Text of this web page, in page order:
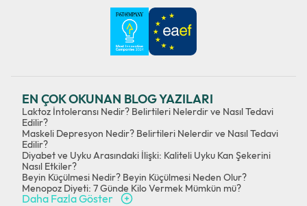
EN ÇOK OKUNAN BLOG YAZILARI
Laktoz İntoleransı Nedir? Belirtileri Nelerdir ve Nasıl Tedavi
Edilir?
Maskeli Depresyon Nedir? Belirtileri Nelerdir ve Nasıl Tedavi
Edilir?
Diyabet ve Uyku Arasındaki İlişki: Kaliteli Uyku Kan Şekerini
Nasıl Etkiler?
Beyin Küçülmesi Nedir? Beyin Küçülmesi Neden Olur?
Menopoz Diyeti: 7 Günde Kilo Vermek Mümkün mü?
Daha Fazla Göster